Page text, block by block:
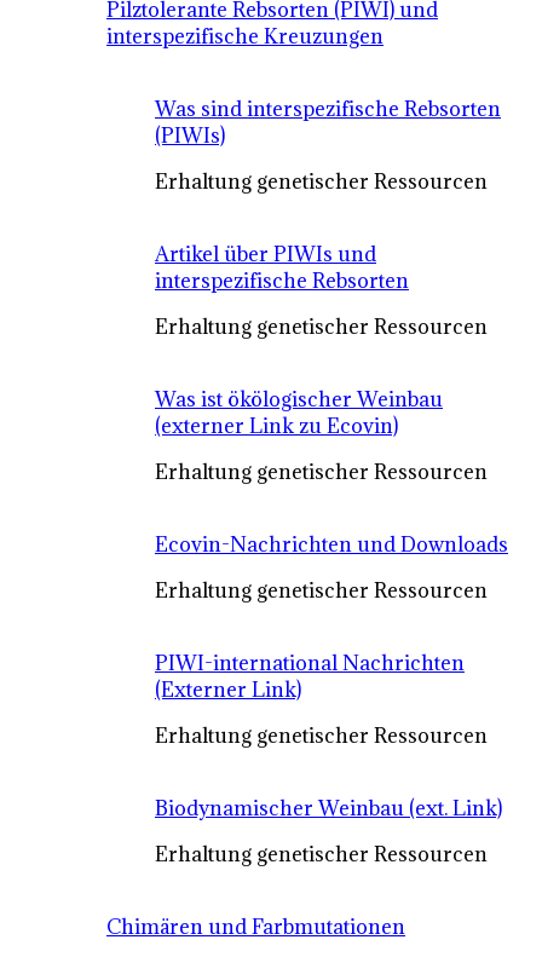
Pilztolerante Rebsorten (PIWI) und
interspezifische Kreuzungen
Was sind interspezifische Rebsorten
(PIWIs)
Erhaltung genetischer Ressourcen
Artikel über PIWIs und
interspezifische Rebsorten
Erhaltung genetischer Ressourcen
Was ist ökölogischer Weinbau
(externer Link zu Ecovin)
Erhaltung genetischer Ressourcen
Ecovin-Nachrichten und Downloads
Erhaltung genetischer Ressourcen
PIWI-international Nachrichten
(Externer Link)
Erhaltung genetischer Ressourcen
Biodynamischer Weinbau (ext. Link)
Erhaltung genetischer Ressourcen
Chimären und Farbmutationen